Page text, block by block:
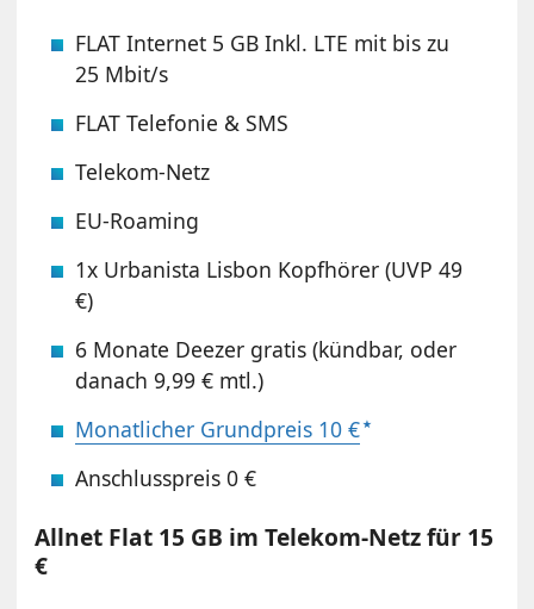
FLAT Internet 5 GB Inkl. LTE mit bis zu
25 Mbit/s
FLAT Telefonie & SMS
Telekom-Netz
EU-Roaming
1x Urbanista Lisbon Kopfhörer (UVP 49
€)
6 Monate Deezer gratis (kündbar, oder
danach 9,99 € mtl.)
Monatlicher Grundpreis 10 €
Anschlusspreis 0 €
Allnet Flat 15 GB im Telekom-Netz für 15
€